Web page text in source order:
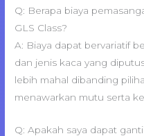
Q: Berapa biaya
GLS Class?
A: Biaya dapat bervariatif
dan jenis kaca yang
lebih mahal dibanding
menawarkan mutu serta
Q: Apakah saya dapat